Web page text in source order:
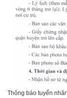
Thông báo tuyển